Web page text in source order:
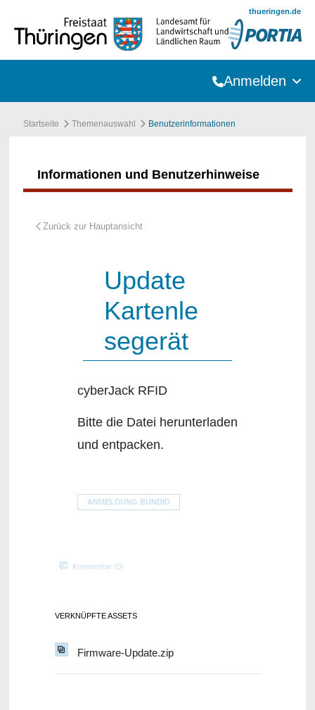
thueringen.de
Anmelden
Startseite Themenauswahl Benutzerinformationen
Informationen und Benutzerhinweise
Update
Kartenle
segerät
cyberJack RFID
Bitte die Datei herunterladen
und entpacken.
ANMELDUNG BUNDID
Kommentar (0)
VERKNÜPFTE ASSETS
Firmware-Update.zip